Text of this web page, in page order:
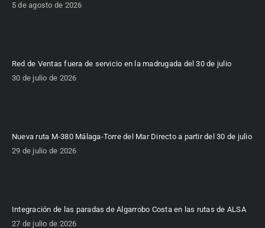
5 de agosto de 2026
Red de Ventas fuera de servicio en la madrugada del 30 de julio
30 de julio de 2026
Nueva ruta M-380 Málaga-Torre del Mar Directo a partir del 30 de julio
29 de julio de 2026
Integración de las paradas de Algarrobo Costa en las rutas de ALSA
27 de julio de 2026